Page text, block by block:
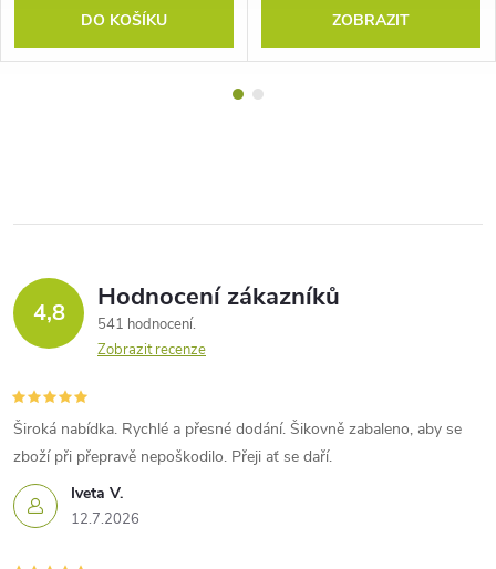
DO KOŠÍKU ZOBRAZIT
4,8 Hodnocení zákazníků
541 hodnocení
Zobrazit recenze
Iveta V.
12.7.2026
Široká nabídka. Rychlé a přesné dodání. Šikovně zabaleno, aby se
zboží při přepravě nepoškodilo. Přeji ať se daří.